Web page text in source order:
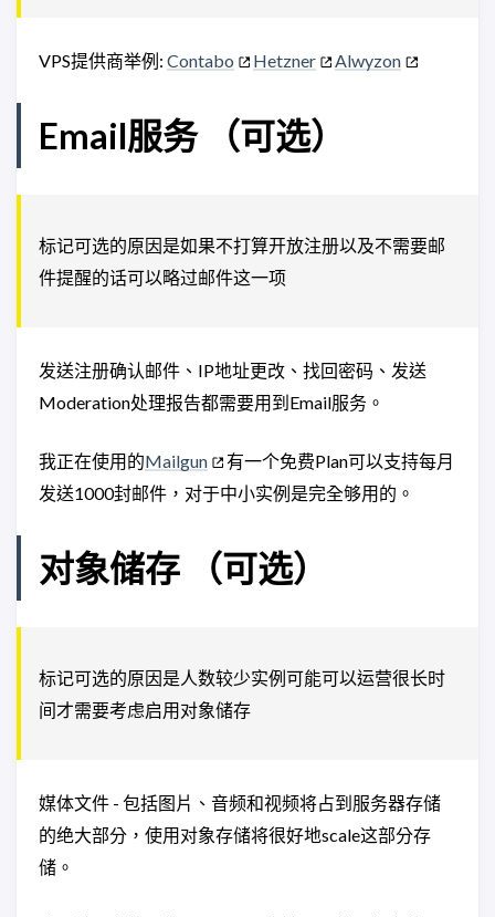
VPS提供商举例: Contabo Hetzner Alwyzon
Email服务 （可选）
标记可选的原因是如果不打算开放注册以及不需要邮
件提醒的话可以略过邮件这一项
发送注册确认邮件、IP地址更改、找回密码、发送
Moderation处理报告都需要用到Email服务。
我正在使用的Mailgun
有一个免费Plan可以支持每月
发送1000封邮件，对于中小实例是完全够用的。
对象储存 （可选）
标记可选的原因是人数较少实例可能可以运营很长时
间才需要考虑启用对象储存
媒体文件 - 包括图片、音频和视频将占到服务器存储
的绝大部分，使用对象存储将很好地scale这部分存
储。